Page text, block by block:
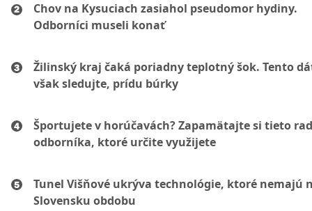
Chov na Kysuciach zasiahol pseudomor hydiny.
Odborníci museli konať
Žilinský kraj čaká poriadny teplotný šok. Tento
však sledujte, prídu búrky
Športujete v horúčavách? Zapamätajte si tieto
odborníka, ktoré určite využijete
Tunel Višňové ukrýva technológie, ktoré nemajú
Slovensku obdobu